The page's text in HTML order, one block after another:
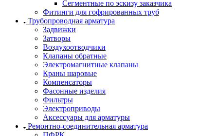
Сегментные по эскизу заказчика
Фитинги для гофрированных труб
Трубопроводная арматура
Задвижки
Затворы
Воздухоотводчики
Клапаны обратные
Электромагнитные клапаны
Краны шаровые
Компенсаторы
Фасонные изделия
Фильтры
Электроприводы
Аксессуары для арматуры
Ремонтно-соединительная арматура